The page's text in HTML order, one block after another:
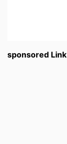
sponsored Link